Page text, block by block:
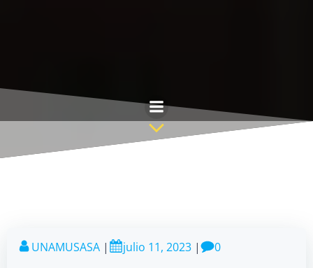
UNAMUSASA | julio 11, 2023 | 0